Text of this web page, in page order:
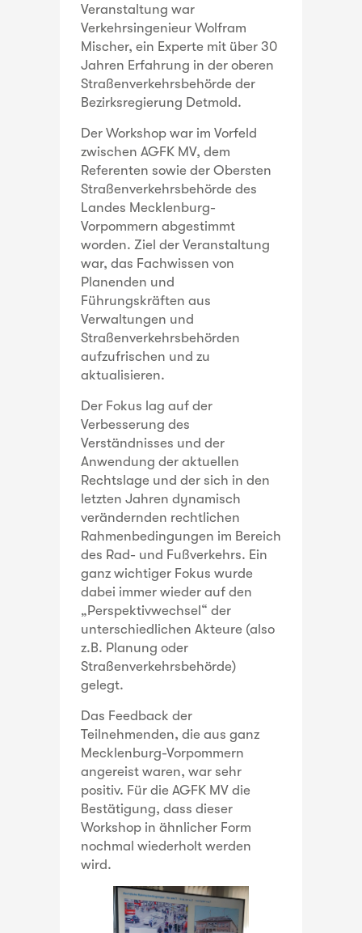
Veranstaltung war
Verkehrsingenieur Wolfram
Mischer, ein Experte mit über 30
Jahren Erfahrung in der oberen
Straßenverkehrsbehörde der
Bezirksregierung Detmold.
Der Workshop war im Vorfeld
zwischen AGFK MV, dem
Referenten sowie der Obersten
Straßenverkehrsbehörde des
Landes Mecklenburg-
Vorpommern abgestimmt
worden. Ziel der Veranstaltung
war, das Fachwissen von
Planenden und
Führungskräften aus
Verwaltungen und
Straßenverkehrsbehörden
aufzufrischen und zu
aktualisieren.
Der Fokus lag auf der
Verbesserung des
Verständnisses und der
Anwendung der aktuellen
Rechtslage und der sich in den
letzten Jahren dynamisch
verändernden rechtlichen
Rahmenbedingungen im Bereich
des Rad- und Fußverkehrs. Ein
ganz wichtiger Fokus wurde
dabei immer wieder auf den
„Perspektivwechsel“ der
unterschiedlichen Akteure (also
z.B. Planung oder
Straßenverkehrsbehörde)
gelegt.
Das Feedback der
Teilnehmenden, die aus ganz
Mecklenburg-Vorpommern
angereist waren, war sehr
positiv. Für die AGFK MV die
Bestätigung, dass dieser
Workshop in ähnlicher Form
nochmal wiederholt werden
wird.